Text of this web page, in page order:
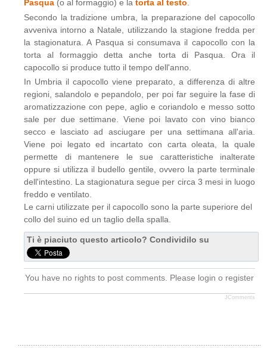
Pasqua (o al formaggio) e la torta al testo
Secondo la tradizione umbra, la preparazione del capocollo
avveniva intorno a Natale, utilizzando la stagione fredda per
la stagionatura. A Pasqua si consumava il capocollo con la
torta al formaggio detta anche torta di Pasqua. Ora il
capocollo si produce tutto il tempo dell'anno.
In Umbria il capocollo viene preparato, a differenza di altre
regioni, salandolo e pepandolo, per poi far seguire la fase di
aromatizzazione con pepe, aglio e coriandolo e messo sotto
sale per due settimane. Viene poi lavato con vino bianco
secco e lasciato ad asciugare per una settimana all'aria.
Viene poi legato ed incartato con carta oleata, la quale
permette di mantenere le sue caratteristiche inalterate
oppure si utilizza il budello gentile, ovvero la parte terminale
dell'intestino. La stagionatura segue per circa 3 mesi in luogo
freddo e ventilato.
Le carni utilizzate per il capocollo sono la parte superiore del
collo del suino ed un taglio della spalla.
Ti è piaciuto questo articolo? Condividilo su
You have no rights to post comments. Please login o register
JComments